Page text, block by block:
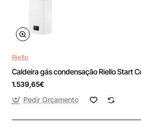
Riello
Caldeira gás condensação Riello Start
1.539,65€
Pedir Orçamento